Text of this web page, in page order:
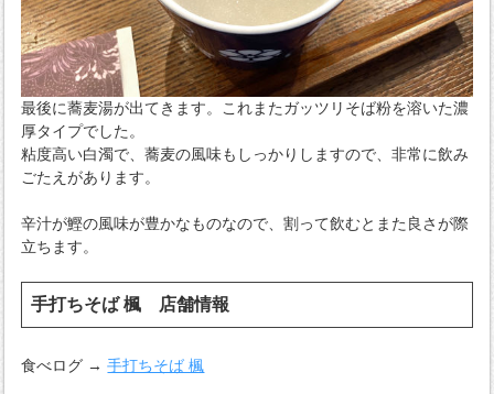
最後に蕎麦湯が出てきます。これまたガッツリそば粉を溶いた濃
厚タイプでした。
粘度高い白濁で、蕎麦の風味もしっかりしますので、非常に飲み
ごたえがあります。
辛汁が鰹の風味が豊かなものなので、割って飲むとまた良さが際
立ちます。
手打ちそば 楓 店舗情報
食べログ →手打ちそば 楓